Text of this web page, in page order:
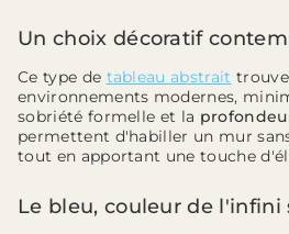
Un choix décoratif
Ce type de tableau abstrait
environnements modernes,
sobriété formelle et la
permettent d'habiller un mur
tout en apportant une touche
Le bleu, couleur de l'infini